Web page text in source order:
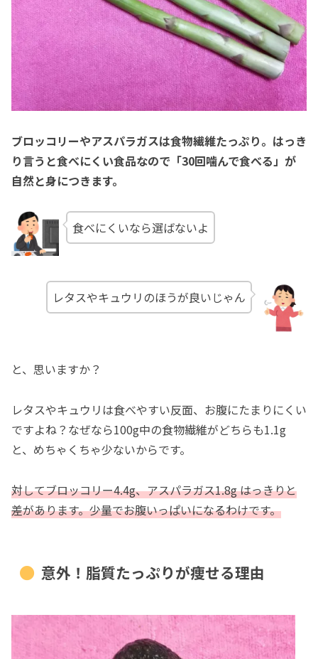
ブロッコリーやアスパラガスは食物繊維たっぷり。はっき
り言うと食べにくい食品なので「30回噛んで食べる」が
自然と身につきます。
食べにくいなら選ばないよ
レタスやキュウリのほうが良いじゃん
と、思いますか？
レタスやキュウリは食べやすい反面、お腹にたまりにくい
ですよね？なぜなら100g中の食物繊維がどちらも1.1g
と、めちゃくちゃ少ないからです。
対してブロッコリー4.4g、アスパラガス1.8g はっきりと
差があります。少量でお腹いっぱいになるわけです。
意外！脂質たっぷりが痩せる理由